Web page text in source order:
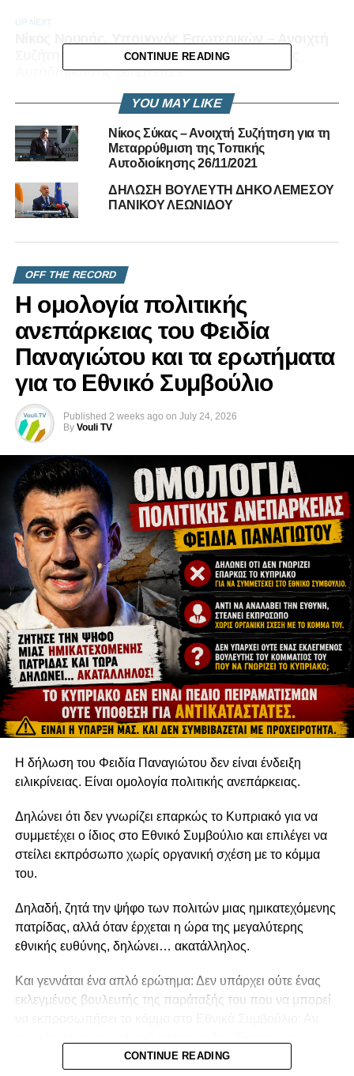
Συζήτηση για τη Μεταρρύθμιση της Τοπικής
Αυτοδιοίκησης 26/11/2021
ΤΩΡΑ ΑΡΧΙΖΟΥΝ ΤΑ ΔΥΣΚΟΛΑ ΤΗΣ
ΜΕΤΑΡΡΥΘΜΙΣΗΣ
CONTINUE READING
YOU MAY LIKE
Νίκος Σύκας – Ανοιχτή Συζήτηση για τη
Μεταρρύθμιση της Τοπικής
Αυτοδιοίκησης 26/11/2021
ΔΗΛΩΣΗ ΒΟΥΛΕΥΤΗ ΔΗΚΟ ΛΕΜΕΣΟΥ
ΠΑΝΙΚΟΥ ΛΕΩΝΙΔΟΥ
OFF THE RECORD
Η ομολογία πολιτικής
ανεπάρκειας του Φειδία
Παναγιώτου και τα ερωτήματα
για το Εθνικό Συμβούλιο
Published 2 weeks ago on July 24, 2026
By Vouli TV
Η δήλωση του Φειδία Παναγιώτου δεν είναι ένδειξη
ειλικρίνειας. Είναι ομολογία πολιτικής ανεπάρκειας.
Δηλώνει ότι δεν γνωρίζει επαρκώς το Κυπριακό για να
συμμετέχει ο ίδιος στο Εθνικό Συμβούλιο και επιλέγει να
στείλει εκπρόσωπο χωρίς οργανική σχέση με το κόμμα
του.
Δηλαδή, ζητά την ψήφο των πολιτών μιας ημικατεχόμενης
πατρίδας, αλλά όταν έρχεται η ώρα της μεγαλύτερης
εθνικής ευθύνης, δηλώνει… ακατάλληλος.
Και γεννάται ένα απλό ερώτημα: Δεν υπάρχει ούτε ένας
εκλεγμένος βουλευτής της παράταξής του που να μπορεί
εμπιστοσύνη των Κυπρίων;CONTINUE READING